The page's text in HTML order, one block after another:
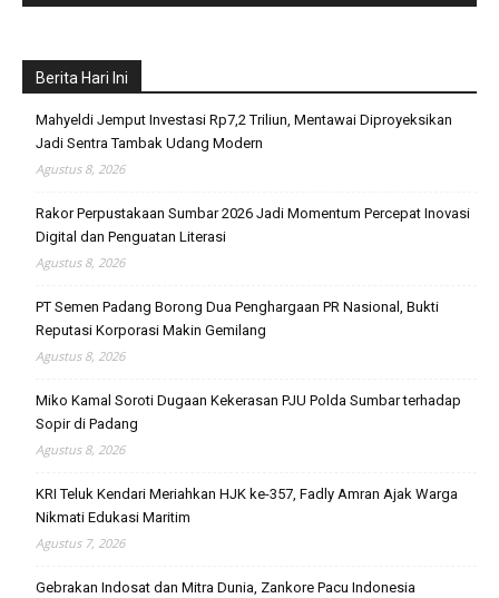
Berita Hari Ini
Mahyeldi Jemput Investasi Rp7,2 Triliun, Mentawai Diproyeksikan
Jadi Sentra Tambak Udang Modern
Agustus 8, 2026
Rakor Perpustakaan Sumbar 2026 Jadi Momentum Percepat Inovasi
Digital dan Penguatan Literasi
Agustus 8, 2026
PT Semen Padang Borong Dua Penghargaan PR Nasional, Bukti
Reputasi Korporasi Makin Gemilang
Agustus 8, 2026
Miko Kamal Soroti Dugaan Kekerasan PJU Polda Sumbar terhadap
Sopir di Padang
Agustus 8, 2026
KRI Teluk Kendari Meriahkan HJK ke-357, Fadly Amran Ajak Warga
Nikmati Edukasi Maritim
Agustus 7, 2026
Gebrakan Indosat dan Mitra Dunia, Zankore Pacu Indonesia